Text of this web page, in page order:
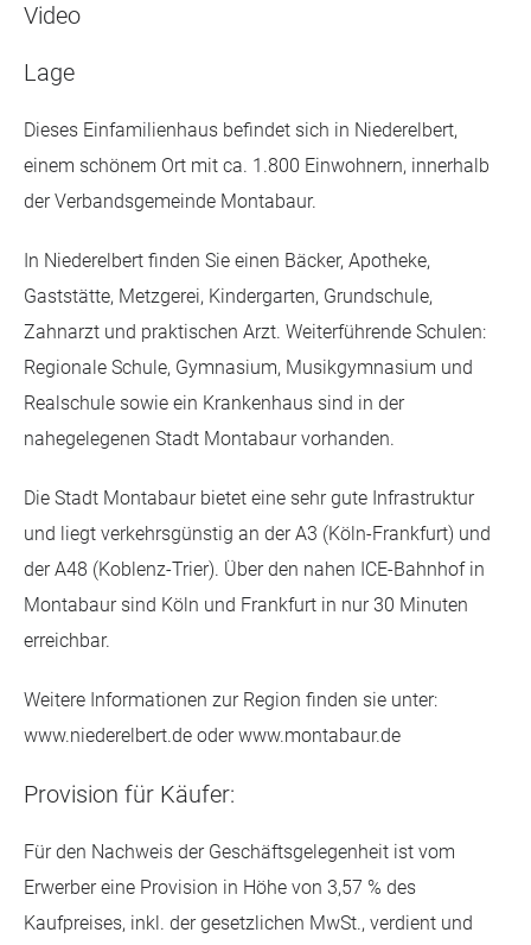
Video
Lage
Dieses Einfamilienhaus befindet sich in Niederelbert,
einem schönem Ort mit ca. 1.800 Einwohnern, innerhalb
der Verbandsgemeinde Montabaur.
In Niederelbert finden Sie einen Bäcker, Apotheke,
Gaststätte, Metzgerei, Kindergarten, Grundschule,
Zahnarzt und praktischen Arzt. Weiterführende Schulen:
Regionale Schule, Gymnasium, Musikgymnasium und
Realschule sowie ein Krankenhaus sind in der
nahegelegenen Stadt Montabaur vorhanden.
Die Stadt Montabaur bietet eine sehr gute Infrastruktur
und liegt verkehrsgünstig an der A3 (Köln-Frankfurt) und
der A48 (Koblenz-Trier). Über den nahen ICE-Bahnhof in
Montabaur sind Köln und Frankfurt in nur 30 Minuten
erreichbar.
Weitere Informationen zur Region finden sie unter:
www.niederelbert.de oder www.montabaur.de
Provision für Käufer:
Für den Nachweis der Geschäftsgelegenheit ist vom
Erwerber eine Provision in Höhe von 3,57 % des
Kaufpreises, inkl. der gesetzlichen MwSt., verdient und